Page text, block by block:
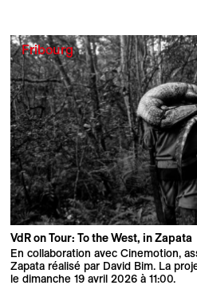
Fribourg
VdR on Tour: To the West, in Zapata
En collaboration avec Cinemotion,
Zapata réalisé par David Bim. La
le dimanche 19 avril 2026 à 11:00.